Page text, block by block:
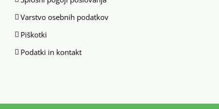
Varstvo osebnih podatkov
Piškotki
Podatki in kontakt